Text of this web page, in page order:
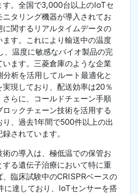
す。全国で3,000台以上のIoTセ
ニタリング機器が導入されてお
に関するリアルタイムデータの
す。これにより輸送中の温度
、温度に敏感なバイオ製品の完
ます。三菱倉庫のような企業
析を活用してルート最適化と
現しており、配送効率は20％
さらに、コールドチェーン手順
ックチェーン技術を活用する
、過去1年間で500件以上の出
されています。
術の導入は、極低温での保管お
する遺伝子治療において特に重
臨床試験中のCRISPRベースの
に達しており、IoTセンサーを搭